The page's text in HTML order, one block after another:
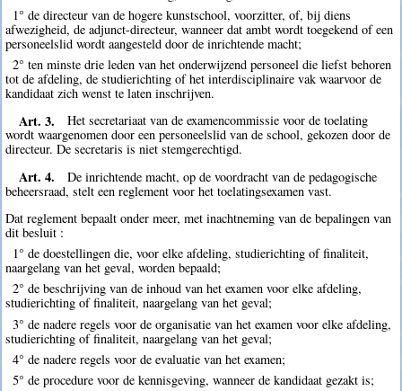
1° de directeur van de hogere kunstschool, voorzitter, of, bij diens
afwezigheid, de adjunct-directeur, wanneer dat ambt wordt toegekend of een
personeelslid wordt aangesteld door de inrichtende macht;
2° ten minste drie leden van het onderwijzend personeel die liefst behoren
tot de afdeling, de studierichting of het interdisciplinaire vak waarvoor de
kandidaat zich wenst te laten inschrijven.
Art. 3.
Het secretariaat van de examencommissie voor de toelating
wordt waargenomen door een personeelslid van de school, gekozen door de
directeur. De secretaris is niet stemgerechtigd.
Art. 4.
De inrichtende macht, op de voordracht van de pedagogische
beheersraad, stelt een reglement voor het toelatingsexamen vast.
Dat reglement bepaalt onder meer, met inachtneming van de bepalingen van
dit besluit :
1° de doestellingen die, voor elke afdeling, studierichting of finaliteit,
naargelang van het geval, worden bepaald;
2° de beschrijving van de inhoud van het examen voor elke afdeling,
studierichting of finaliteit, naargelang van het geval;
3° de nadere regels voor de organisatie van het examen voor elke afdeling,
studierichting of finaliteit, naargelang van het geval;
4° de nadere regels voor de evaluatie van het examen;
5° de procedure voor de kennisgeving, wanneer de kandidaat gezakt is;